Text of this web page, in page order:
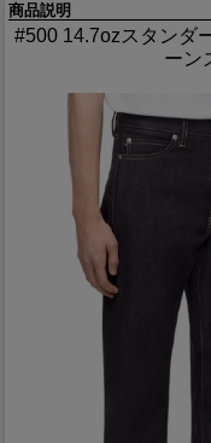
商品説明
#500 14.7ozスタンダ
ーン